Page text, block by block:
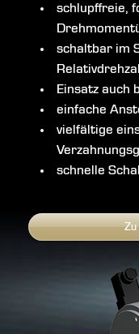
schlupffreie,
schaltbar im
Einsatz auch
einfache
vielfältige
schnelle
Zu